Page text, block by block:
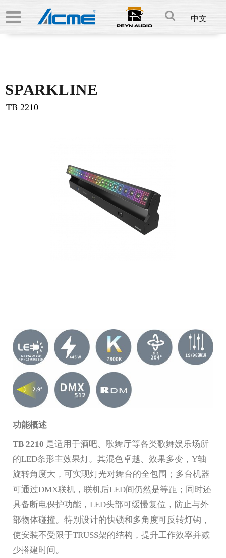
中文
SPARKLINE
TB 2210
功能概述
TB 2210 是适用于酒吧、歌舞厅等各类歌舞娱乐场所
的LED条形主效果灯。其混色卓越、效果多变，Y轴
旋转角度大，可实现灯光对舞台的全包围；多台机器
可通过DMX联机，联机后LED间仍然是等距；同时还
具备断电保护功能，LED头部可缓慢复位，防止与外
部物体碰撞。特别设计的快锁和多角度可反转灯钩，
使安装不受限于TRUSS架的结构，提升工作效率并减
少搭建时间。